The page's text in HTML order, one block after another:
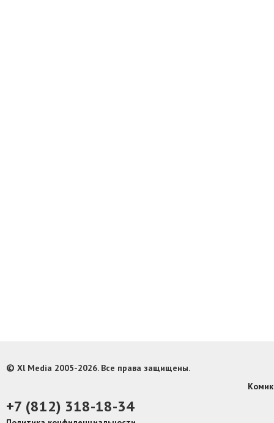
© Xl Media 2005-2026. Все права защищены.
+7 (812) 318-18-34